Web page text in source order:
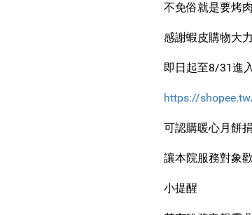
不免俗就是要烤
感謝蝦皮購物大
即日起至8/31進
https://
可認購暖心月餅
讓本院服務對象
小提醒